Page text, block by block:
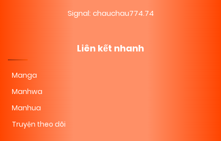
Signal: chauchau774.74
Liên kết nhanh
Manga
Manhwa
Manhua
Truyện theo dõi